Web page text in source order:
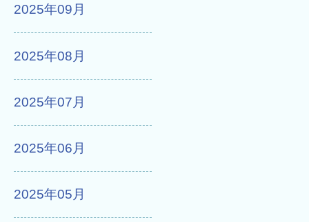
2025年09月
2025年08月
2025年07月
2025年06月
2025年05月